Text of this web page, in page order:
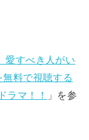
愛すべき人がい
料で視聴する
ラマ！！
」を参